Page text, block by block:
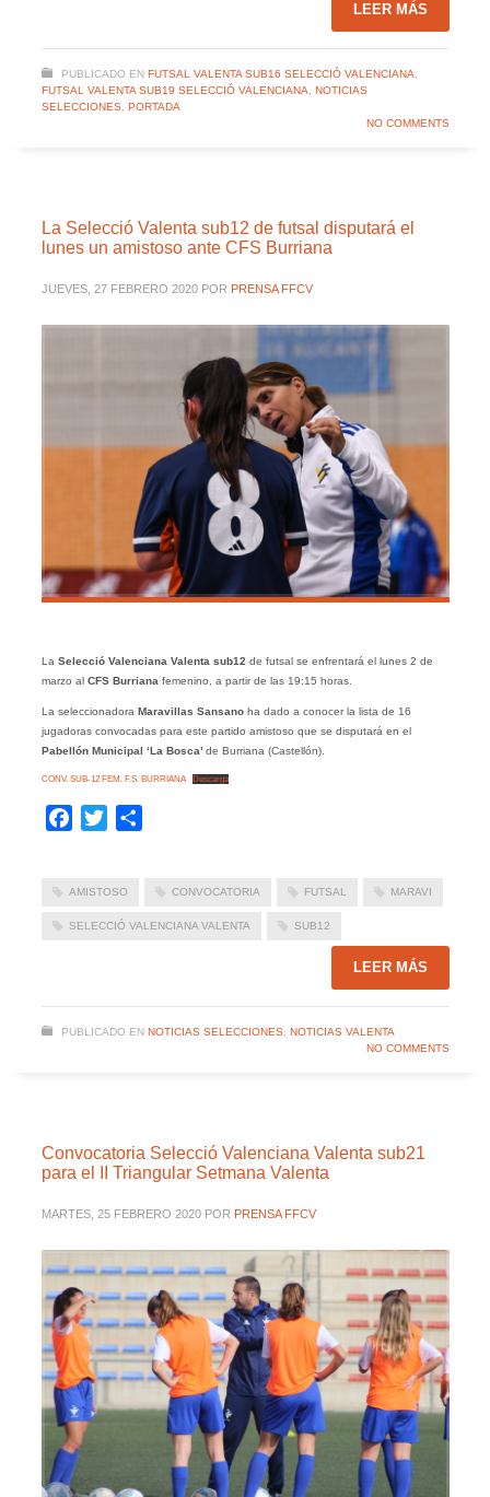
LEER MÁS
PUBLICADO EN FUTSAL VALENTA SUB16 SELECCIÓ VALENCIANA
FUTSAL VALENTA SUB19 SELECCIÓ VALENCIANA
NOTICIAS
SELECCIONES, PORTADA
NO COMMENTS
La Selecció Valenta sub12 de futsal disputará el
lunes un amistoso ante CFS Burriana
JUEVES, 27 FEBRERO 2020 POR PRENSA FFCV
La Selecció Valenciana Valenta sub12 de futsal se enfrentará el lunes 2 de
marzo al CFS Burriana femenino, a partir de las 19:15 horas.
La seleccionadora Maravillas Sansanoha dado a conocer la lista de 16
jugadoras convocadas para este partido amistoso que se disputará en el
Pabellón Municipal ‘La Bosca’ de Burriana (Castellón).
CONV. SUB-12 FEM. F.S. BURRIANA Descarga
Facebook
Twitter
AMISTOSO CONVOCATORIA FUTSAL MARAVI
SELECCIÓ VALENCIANA VALENTA SUB12
LEER MÁS
PUBLICADO EN NOTICIAS SELECCIONES, NOTICIAS VALENTA
NO COMMENTS
Convocatoria Selecció Valenciana Valenta sub21
para el II Triangular Setmana Valenta
MARTES, 25 FEBRERO 2020 POR PRENSA FFCV